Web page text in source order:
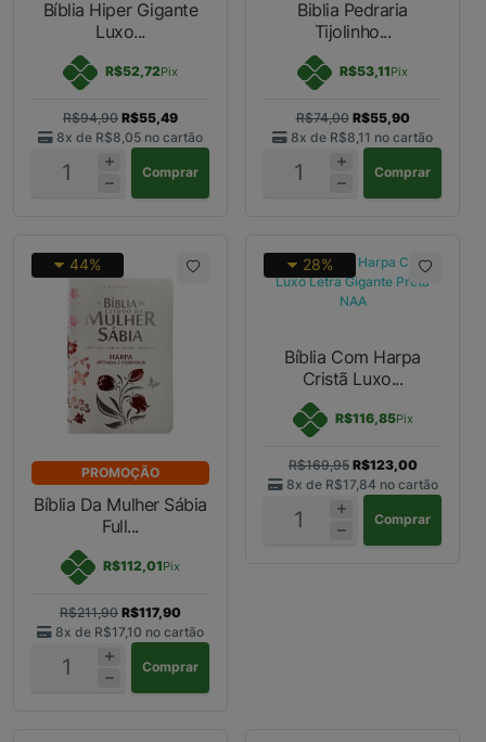
Bíblia Hiper Gigante
Luxo...
R$52,72Pix
R$94,90 R$55,49
8x de R$8,05 no cartão
Comprar
Biblia Pedraria
Tijolinho...
R$53,11Pix
R$74,00 R$55,90
8x de R$8,11 no cartão
Comprar
PROMOÇÃO
44%
Bíblia Da Mulher Sábia
Full...
R$112,01Pix
R$211,90 R$117,90
8x de R$17,10 no cartão
Comprar
28%
Bíblia Com Harpa
Cristã Luxo...
R$116,85Pix
R$169,95 R$123,00
8x de R$17,84 no cartão
Comprar